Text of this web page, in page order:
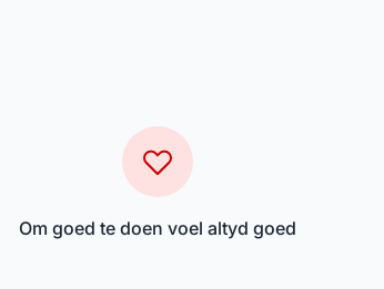
Om goed te doen voel altyd goed